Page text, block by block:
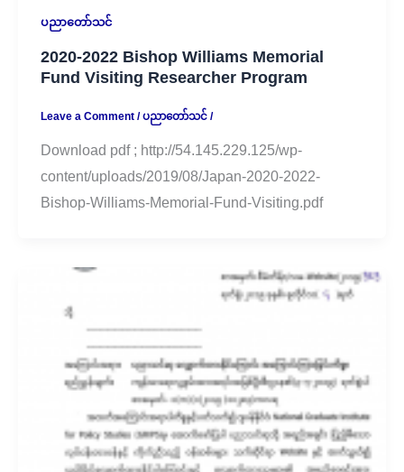
ပညာတော်သင်
2020-2022 Bishop Williams Memorial
Fund Visiting Researcher Program
Leave a Comment /ပညာတော်သင်/
Download pdf ; http://54.145.229.125/wp-
content/uploads/2019/08/Japan-2020-2022-
Bishop-Williams-Memorial-Fund-Visiting.pdf